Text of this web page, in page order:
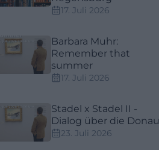
17. Juli 2026
Barbara Muhr:
Remember that
summer
17. Juli 2026
Stadel x Stadel II -
Dialog über die Donau
23. Juli 2026